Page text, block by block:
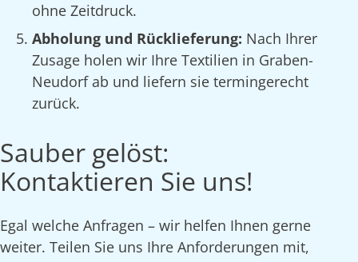
ohne Zeitdruck.
Abholung und Rücklieferung: Nach Ihrer
Zusage holen wir Ihre Textilien in Graben-
Neudorf ab und liefern sie termingerecht
zurück.
Sauber gelöst:
Kontaktieren Sie uns!
Egal welche Anfragen – wir helfen Ihnen gerne
weiter. Teilen Sie uns Ihre Anforderungen mit,